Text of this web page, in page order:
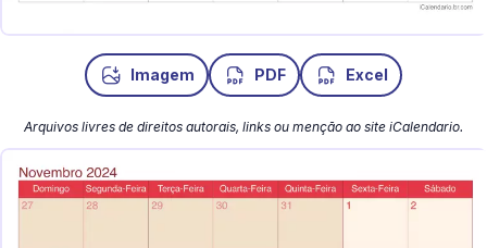
Imagem PDF Excel
Arquivos livres de direitos autorais, links ou menção ao site iCalendario.